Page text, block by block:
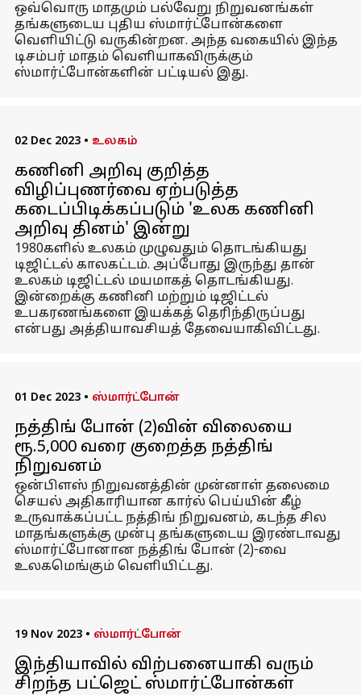
ஒவ்வொரு மாதமும் பல்வேறு நிறுவனங்கள்
தங்களுடைய புதிய ஸ்மார்ட்போன்களை
வெளியிட்டு வருகின்றன. அந்த வகையில் இந்த
டிசம்பர் மாதம் வெளியாகவிருக்கும்
ஸ்மார்ட்போன்களின் பட்டியல் இது.
02 Dec 2023 • உலகம்
கணினி அறிவு குறித்த
விழிப்புணர்வை ஏற்படுத்த
கடைப்பிடிக்கப்படும் 'உலக கணினி
அறிவு தினம்' இன்று
1980களில் உலகம் முழுவதும் தொடங்கியது
டிஜிட்டல் காலகட்டம். அப்போது இருந்து தான்
உலகம் டிஜிட்டல் மயமாகத் தொடங்கியது.
இன்றைக்கு கணினி மற்றும் டிஜிட்டல்
உபகரணங்களை இயக்கத் தெரிந்திருப்பது
என்பது அத்தியாவசியத் தேவையாகிவிட்டது.
01 Dec 2023 • ஸ்மார்ட்போன்
நத்திங் போன் (2)வின் விலையை
ரூ.5,000 வரை குறைத்த நத்திங்
நிறுவனம்
ஒன்பிளஸ் நிறுவனத்தின் முன்னாள் தலைமை
செயல் அதிகாரியான கார்ல் பெய்யின் கீழ்
உருவாக்கப்பட்ட நத்திங் நிறுவனம், கடந்த சில
மாதங்களுக்கு முன்பு தங்களுடைய இரண்டாவது
ஸ்மார்ட்போனான நத்திங் போன் (2)-வை
உலகமெங்கும் வெளியிட்டது.
19 Nov 2023 • ஸ்மார்ட்போன்
இந்தியாவில் விற்பனையாகி வரும்
சிறந்த பட்ஜெட் ஸ்மார்ட்போன்கள்